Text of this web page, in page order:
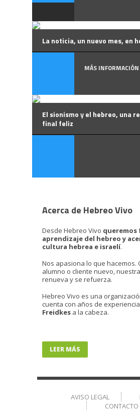
La noticia, un nuevo mes, en
MÁS INFORMACIÓN
El sionismo y el hebreo, una
final feliz
Acerca de Hebreo Vivo
Desde Hebreo Vivo
aprendizaje del hebreo y
cultura hebrea e israelí.
Nos apasiona lo que hacemos.
alumno o cliente nuevo,
renueva y se refuerza.
Hebreo Vivo es una
cuenta con años de
Freidkes a la cabeza.
LEER MÁS
AVISO LEGAL
CONTACTO